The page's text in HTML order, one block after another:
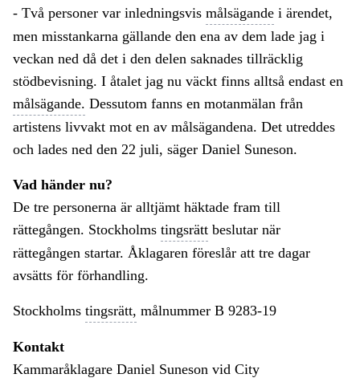
- Två personer var inledningsvis målsägande i ärendet,
men misstankarna gällande den ena av dem lade jag i
veckan ned då det i den delen saknades tillräcklig
stödbevisning. I åtalet jag nu väckt finns alltså endast en
målsägande. Dessutom fanns en motanmälan från
artistens livvakt mot en av målsägandena. Det utreddes
och lades ned den 22 juli, säger Daniel Suneson.
Vad händer nu?
De tre personerna är alltjämt häktade fram till
rättegången. Stockholms tingsrätt beslutar när
rättegången startar. Åklagaren föreslår att tre dagar
avsätts för förhandling.
Stockholms tingsrätt, målnummer B 9283-19
Kontakt
Kammaråklagare Daniel Suneson vid City